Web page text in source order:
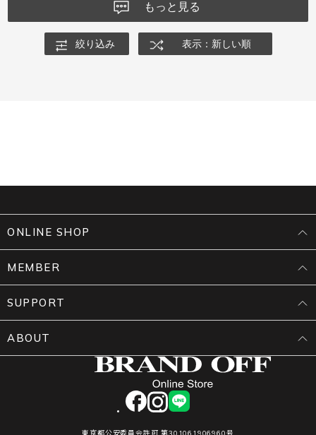
もっと見る
絞り込み 表示：新しい順
facebookinstagram
LINE
ONLINE SHOP
MEMBER
SUPPORT
ABOUT